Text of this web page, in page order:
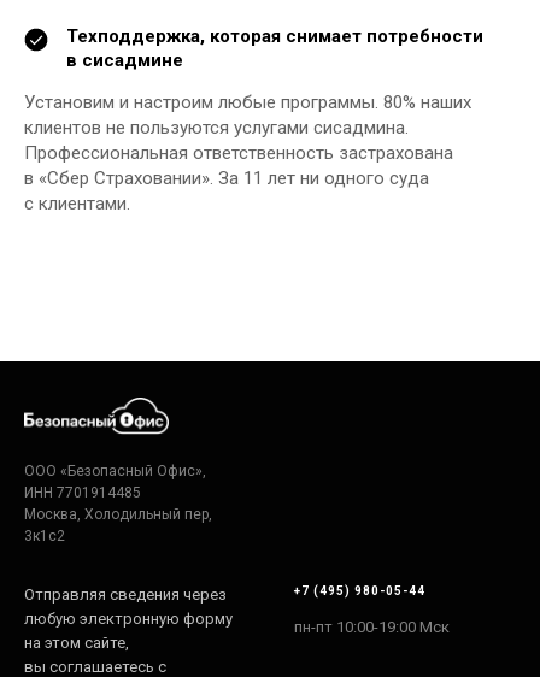
Техподдержка, которая снимает потребности
в сисадмине
Установим и настроим любые программы. 80% наших
клиентов не пользуются услугами сисадмина.
Профессиональная ответственность застрахована
в «Сбер Страховании». За 11 лет ни одного суда
с клиентами.
ООО «Безопасный Офис»,
ИНН 7701914485
Москва, Холодильный пер,
3к1с2
Отправляя сведения через
любую электронную форму
на этом сайте,
вы соглашаетесь с
+7 (495) 980-05-44
пн-пт 10:00-19:00 Мск